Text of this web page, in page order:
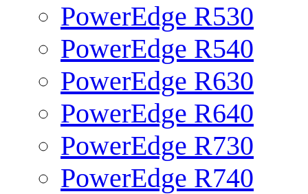
PowerEdge R530
PowerEdge R540
PowerEdge R630
PowerEdge R640
PowerEdge R730
PowerEdge R740